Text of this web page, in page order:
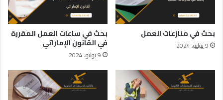
بحث في منازعات العمل
9 يوليو، 2024
بحث في ساعات العمل المقررة
في القانون الإماراتي
9 يوليو، 2024